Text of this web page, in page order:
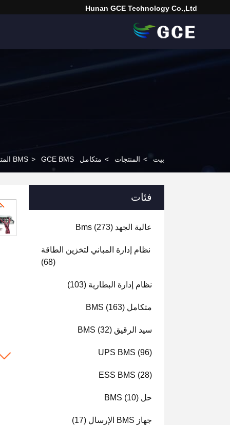
Hunan GCE Technology Co.,Ltd
بيت > المنتجات > متكامل BMS > GCE BMS المتكامل 60S 75S 50A 100A Master Slave BMS كل ذلك في نظام إدارة بطارية واحد لـ UPS
فئات
عالية الجهد Bms (273)
نظام إدارة المباني لتخزين الطاقة
(68)
نظام إدارة البطارية (103)
متكامل BMS (163)
سيد الرقيق BMS (32)
UPS BMS (96)
ESS BMS (28)
حل BMS (10)
جهاز BMS الإرسال (17)